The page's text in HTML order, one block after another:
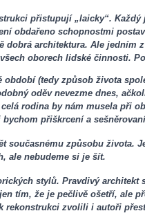
přistupují „laicky“.
obdařeno schopnostmi
architektura. Ale
oborech lidské činnosti.
období (tedy způsob života
oděv nevezme dnes,
rodina by nám musela při
přiškrcení a
současnému způsobu života.
ale nebudeme si je šít.
stylů. Pravdivý
tím, že je pečlivě ošetří, ale
rekonstrukci zvolili i autoři